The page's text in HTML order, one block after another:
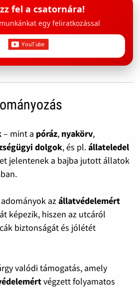
fel a csatornára!
egy feliratkozással
– mint a póráz, nyakörv,
dolgok, és pl.állateledel
jelentenek a bajba jutott állatok
azállatvédelemért
képezik, hiszen az utcáról
biztonságát és jólétét
valódi támogatás, amely
végzett folyamatos